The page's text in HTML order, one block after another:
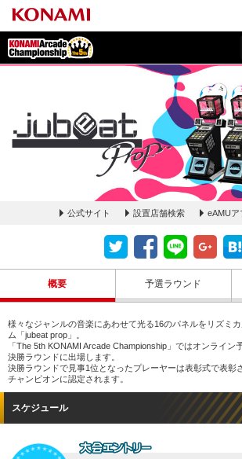
公式サイト 設置店舗検索 eAMUア
概要 予選ラウンド
様々なジャンルの音楽にあわせて光る16のパネルをリズミ
ム「jubeat prop」。
「The 5th KONAMI Arcade Championship」ではオンライン
決勝ラウンドに出場します。
決勝ラウンドで見事1位となったプレーヤーは表彰式で表彰
チャンピオンに認定されます。
スケジュール